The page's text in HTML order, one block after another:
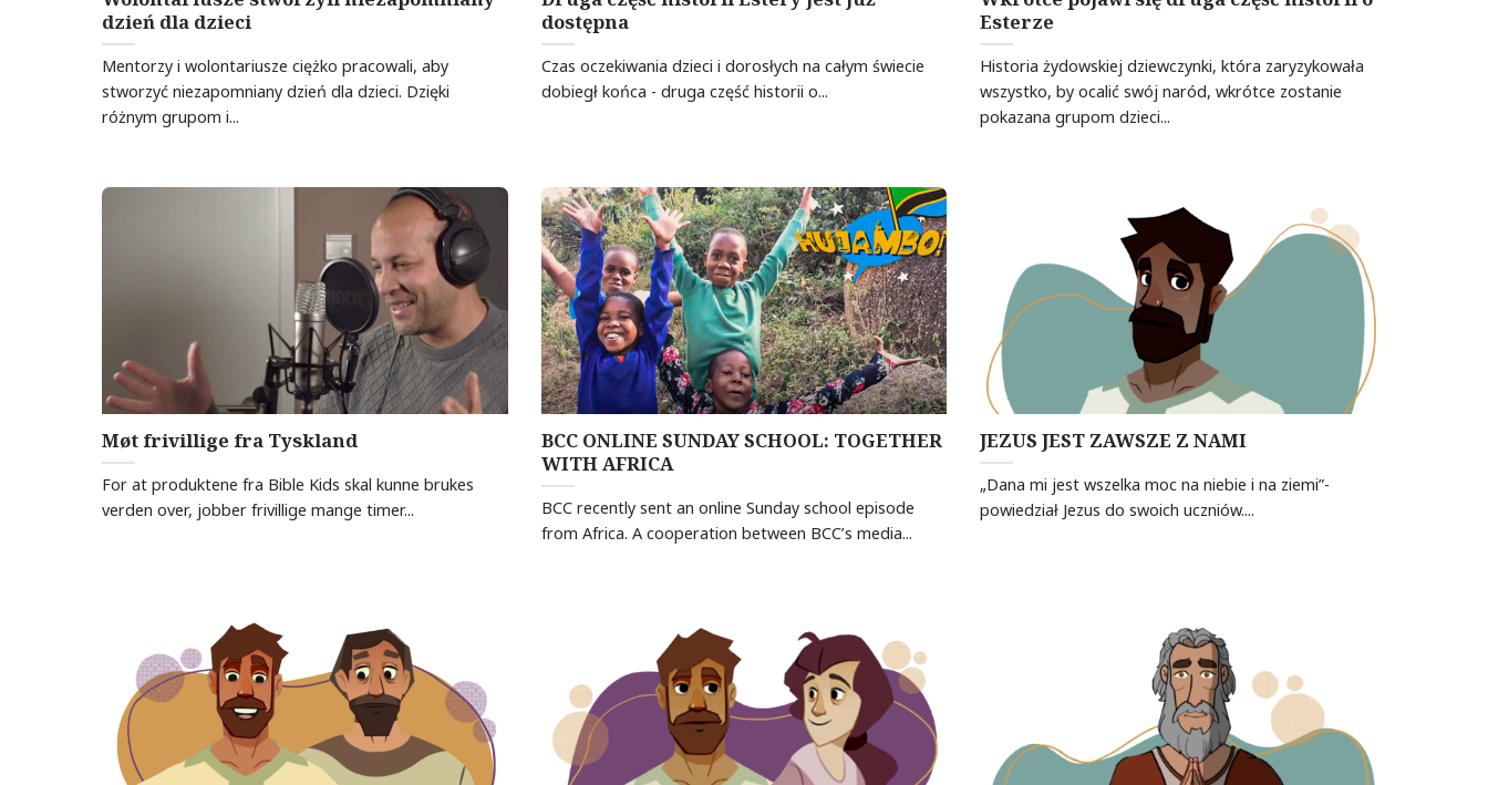
dzień dla dzieci
Mentorzy i wolontariusze ciężko pracowali, aby
stworzyć niezapomniany dzień dla dzieci. Dzięki
różnym grupom i...
dostępna
Czas oczekiwania dzieci i dorosłych na całym świecie
dobiegł końca - druga część historii o...
Esterze
Historia żydowskiej dziewczynki, która zaryzykowała
wszystko, by ocalić swój naród, wkrótce zostanie
pokazana grupom dzieci...
Møt frivillige fra Tyskland
For at produktene fra Bible Kids skal kunne brukes
verden over, jobber frivillige mange timer...
BCC ONLINE SUNDAY SCHOOL: TOGETHER
WITH AFRICA
BCC recently sent an online Sunday school episode
from Africa. A cooperation between BCC’s media...
JEZUS JEST ZAWSZE Z NAMI
„Dana mi jest wszelka moc na niebie i na ziemi”-
powiedział Jezus do swoich uczniów....